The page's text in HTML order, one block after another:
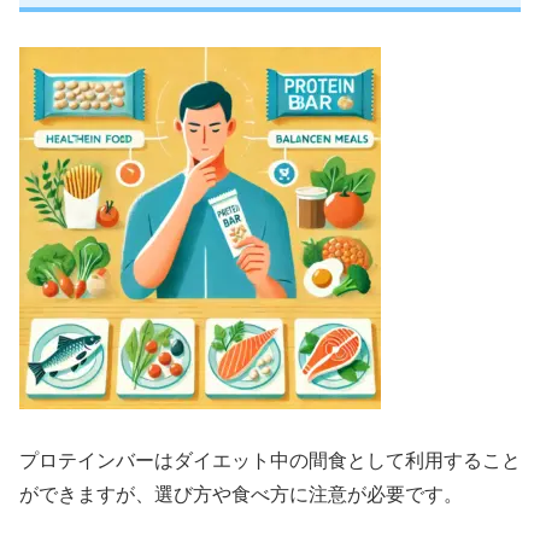
プロテインバーはダイエット中の間食として利用すること
ができますが、選び方や食べ方に注意が必要です。